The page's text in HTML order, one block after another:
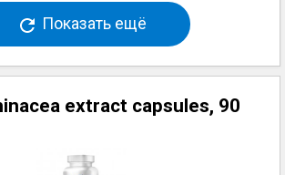
Показать ещё
extract capsules, 90